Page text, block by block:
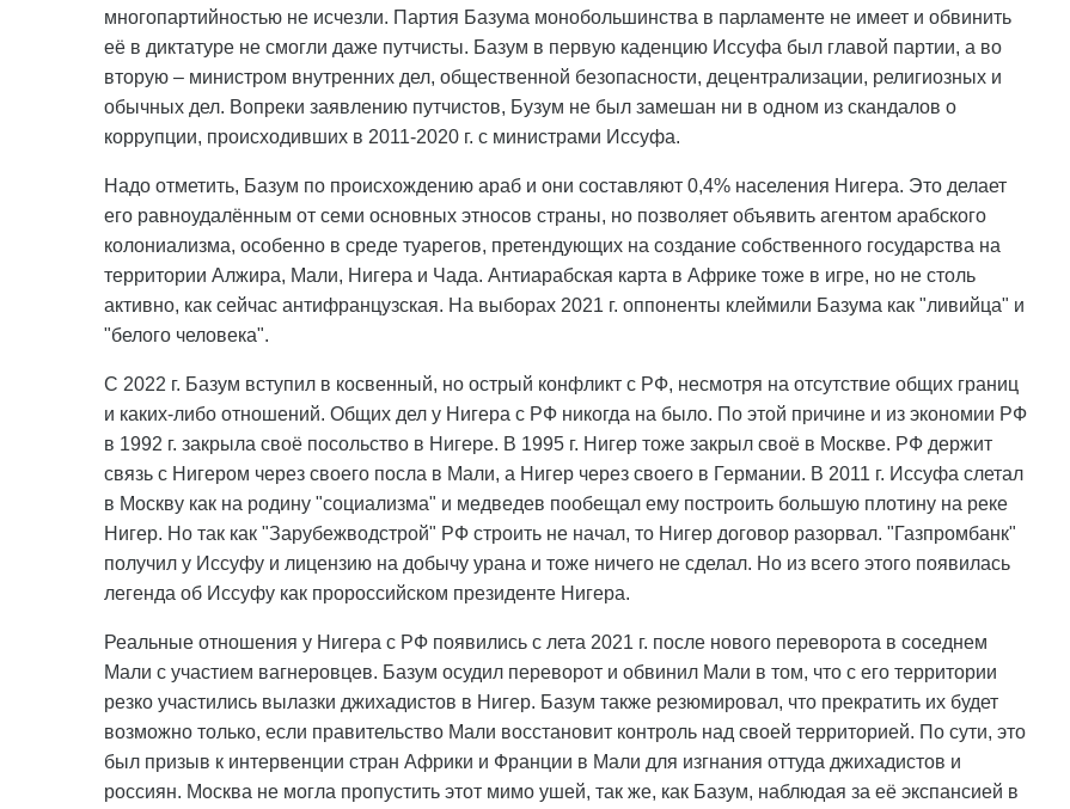
многопартийностью не исчезли. Партия Базума монобольшинства в парламенте не имеет и обвинить
её в диктатуре не смогли даже путчисты. Базум в первую каденцию Иссуфа был главой партии, а во
вторую – министром внутренних дел, общественной безопасности, децентрализации, религиозных и
обычных дел. Вопреки заявлению путчистов, Бузум не был замешан ни в одном из скандалов о
коррупции, происходивших в 2011-2020 г. с министрами Иссуфа.
Надо отметить, Базум по происхождению араб и они составляют 0,4% населения Нигера. Это делает
его равноудалённым от семи основных этносов страны, но позволяет объявить агентом арабского
колониализма, особенно в среде туарегов, претендующих на создание собственного государства на
территории Алжира, Мали, Нигера и Чада. Антиарабская карта в Африке тоже в игре, но не столь
активно, как сейчас антифранцузская. На выборах 2021 г. оппоненты клеймили Базума как "ливийца" и
"белого человека".
С 2022 г. Базум вступил в косвенный, но острый конфликт с РФ, несмотря на отсутствие общих границ
и каких-либо отношений. Общих дел у Нигера с РФ никогда на было. По этой причине и из экономии РФ
в 1992 г. закрыла своё посольство в Нигере. В 1995 г. Нигер тоже закрыл своё в Москве. РФ держит
связь с Нигером через своего посла в Мали, а Нигер через своего в Германии. В 2011 г. Иссуфа слетал
в Москву как на родину "социализма" и медведев пообещал ему построить большую плотину на реке
Нигер. Но так как "Зарубежводстрой" РФ строить не начал, то Нигер договор разорвал. "Газпромбанк"
получил у Иссуфу и лицензию на добычу урана и тоже ничего не сделал. Но из всего этого появилась
легенда об Иссуфу как пророссийском президенте Нигера.
Реальные отношения у Нигера с РФ появились с лета 2021 г. после нового переворота в соседнем
Мали с участием вагнеровцев. Базум осудил переворот и обвинил Мали в том, что с его территории
резко участились вылазки джихадистов в Нигер. Базум также резюмировал, что прекратить их будет
возможно только, если правительство Мали восстановит контроль над своей территорией. По сути, это
был призыв к интервенции стран Африки и Франции в Мали для изгнания оттуда джихадистов и
россиян. Москва не могла пропустить этот мимо ушей, так же, как Базум, наблюдая за её экспансией в